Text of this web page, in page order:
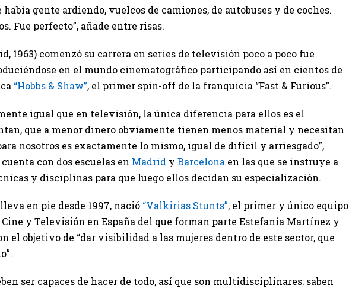
gente ardiendo, vuelcos de camiones, de autobuses y de coches.
Fue perfecto”, añade entre risas.
1963) comenzó su carrera en series de televisión poco a poco fue
en el mundo cinematográfico participando así en cientos de
“Hobbs & Shaw”, el primer spin-off de la franquicia “Fast & Furious”.
igual que en televisión, la única diferencia para ellos es el
que a menor dinero obviamente tienen menos material y necesitan
nosotros es exactamente lo mismo, igual de difícil y arriesgado”,
con dos escuelas en Madrid y Barcelona en las que se instruye a
y disciplinas para que luego ellos decidan su especialización.
en pie desde 1997, nació “Valkirias Stunts”, el primer y único equipo
y Televisión en España del que forman parte Estefanía Martínez y
el objetivo de “dar visibilidad a las mujeres dentro de este sector, que
ser capaces de hacer de todo, así que son multidisciplinares: saben